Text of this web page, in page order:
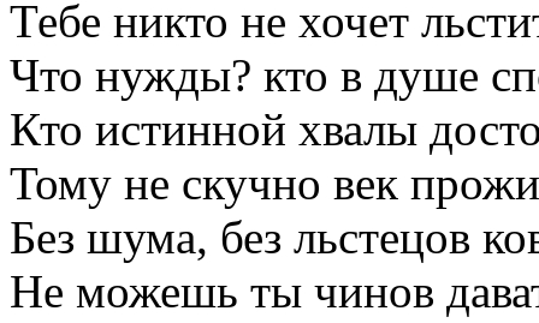
Тебе никто не хочет
Что нужды? кто в душе
Кто истинной хвалы
Тому не скучно век
Без шума, без льстецов
Не можешь ты чинов